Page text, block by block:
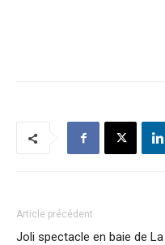
Article précédent
Joli spectacle en baie de La